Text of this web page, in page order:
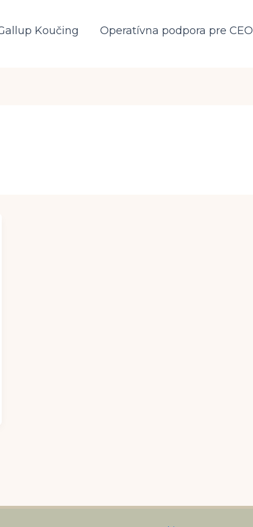
Koučing Operatívna podpora pre CEO